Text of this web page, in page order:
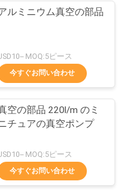
気の電
弁
21
ルミニウム真空の部品
MOQ:5ピース
今すぐお問い合わせ
空の部品 220l/m のミ
チュアの真空ポンプ
MOQ:5ピース
今すぐお問い合わせ